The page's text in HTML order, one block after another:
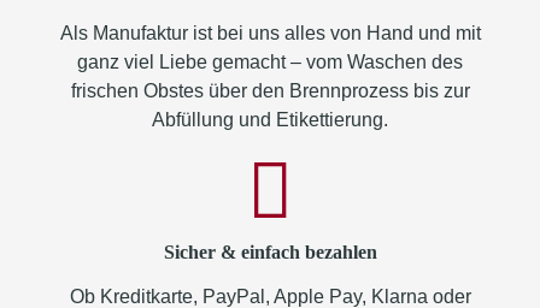
Als Manufaktur ist bei uns alles von Hand und mit
ganz viel Liebe gemacht – vom Waschen des
frischen Obstes über den Brennprozess bis zur
Abfüllung und Etikettierung.
Sicher & einfach bezahlen
Ob Kreditkarte, PayPal, Apple Pay, Klarna oder